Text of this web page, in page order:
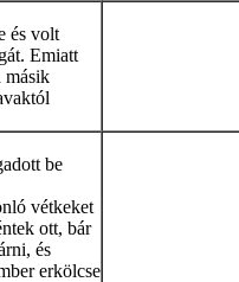
és volt
Emiatt
másik
be
vétkeket
ott, bár
és
erkölcse